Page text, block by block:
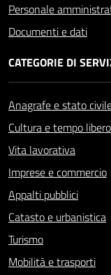
Personale
Documenti e dati
CATEGORIE DI
Anagrafe e stato
Cultura e tempo libero
Vita lavorativa
Imprese e commercio
Appalti pubblici
Catasto e urbanistica
Turismo
Mobilità e trasporti